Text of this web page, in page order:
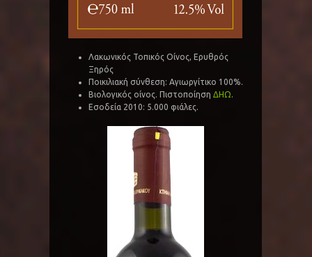
Λακωνικός Τοπικός Οίνος, Ερυθρός
Ξηρός
Ποικιλιακή σύνθεση: Αγιωργίτικο 100%.
Βιολογικός οίνος. Πιστοποίηση ΔΗΩ.
Εσοδεία 2010: 5.000 φιάλες.